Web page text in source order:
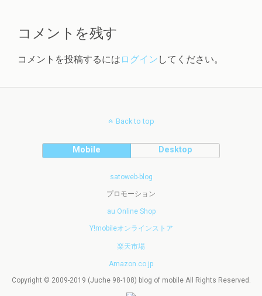
コメントを残す
コメントを投稿するには ログイン してください。
Back to top
Mobile Desktop
satoweb-blog
プロモーション
au Online Shop
Y!mobileオンラインストア
楽天市場
Amazon.co.jp
Copyright © 2009-2019 (Juche 98-108) blog of mobile All Rights Reserved.